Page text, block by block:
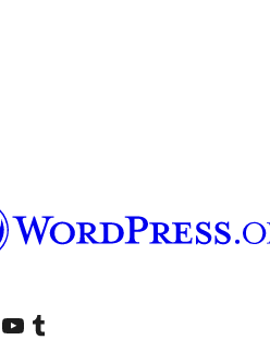
आमच्या यूट्यूब चॅनेलला भेट द्या आमच्या टंबलर खात्याला भेट द्या.